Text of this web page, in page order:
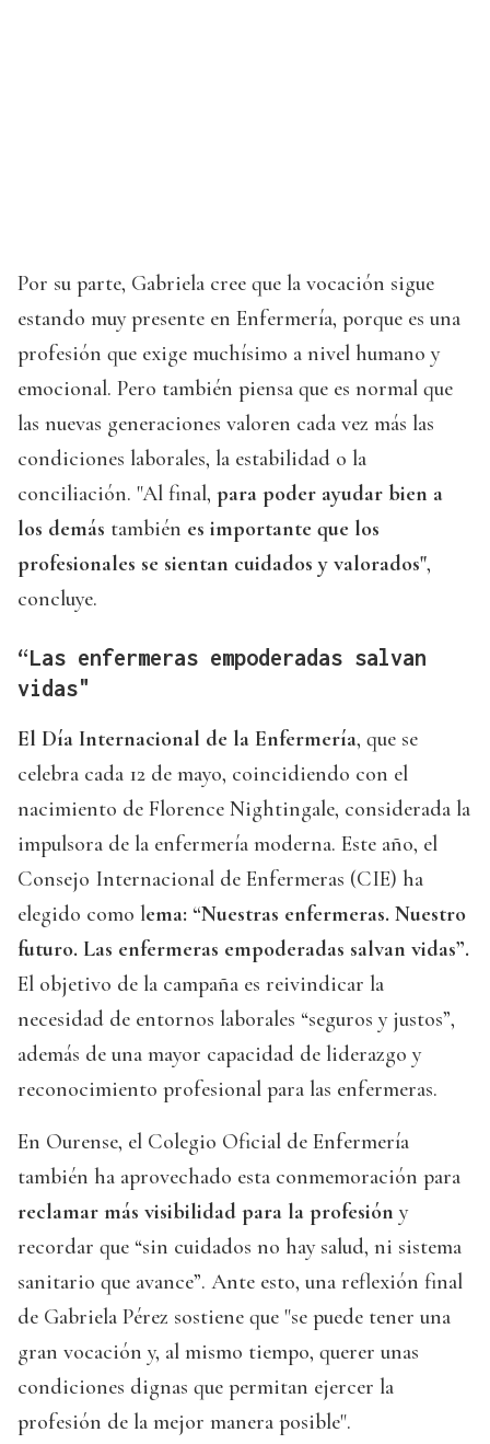
Por su parte, Gabriela cree que la vocación sigue
estando muy presente en Enfermería, porque es una
profesión que exige muchísimo a nivel humano y
emocional. Pero también piensa que es normal que
las nuevas generaciones valoren cada vez más las
condiciones laborales, la estabilidad o la
conciliación. "Al final, para poder ayudar bien a
los demás también es importante que los
profesionales se sientan cuidados y valorados",
concluye.
“Las enfermeras empoderadas salvan
vidas"
El Día Internacional de la Enfermería, que se
celebra cada 12 de mayo, coincidiendo con el
nacimiento de Florence Nightingale, considerada la
impulsora de la enfermería moderna. Este año, el
Consejo Internacional de Enfermeras (CIE) ha
elegido como lema: “Nuestras enfermeras. Nuestro
futuro. Las enfermeras empoderadas salvan vidas”.
El objetivo de la campaña es reivindicar la
necesidad de entornos laborales “seguros y justos”,
además de una mayor capacidad de liderazgo y
reconocimiento profesional para las enfermeras.
En Ourense, el Colegio Oficial de Enfermería
también ha aprovechado esta conmemoración para
reclamar más visibilidad para la profesión y
recordar que “sin cuidados no hay salud, ni sistema
sanitario que avance”. Ante esto, una reflexión final
de Gabriela Pérez sostiene que "se puede tener una
gran vocación y, al mismo tiempo, querer unas
condiciones dignas que permitan ejercer la
profesión de la mejor manera posible".